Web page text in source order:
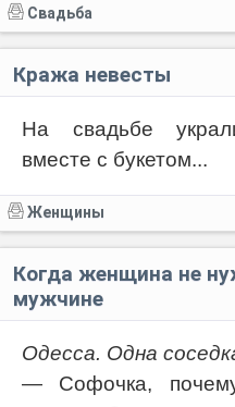
Свадьба
Кража невесты
На свадьбе
вместе с букетом...
Женщины
Когда женщина не
мужчине
Одесса. Одна
— Софочка,